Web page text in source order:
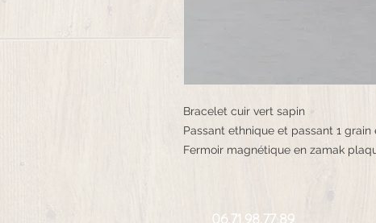
Bracelet cuir vert sapin
Passant ethnique et passant 1
Fermoir magnétique en zamak
06.71.98.77.89